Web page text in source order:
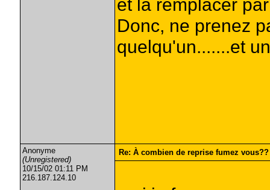
et la remplacer
Donc, ne prenez
quelqu'un.......et
Anonyme
(Unregistered)
10/15/02 01:11 PM
216.187.124.10
Re: À combien de reprise fumez vous??